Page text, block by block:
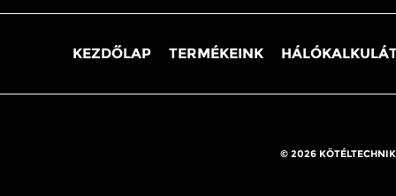
KEZDŐLAP TERMÉKEINK
© 2026